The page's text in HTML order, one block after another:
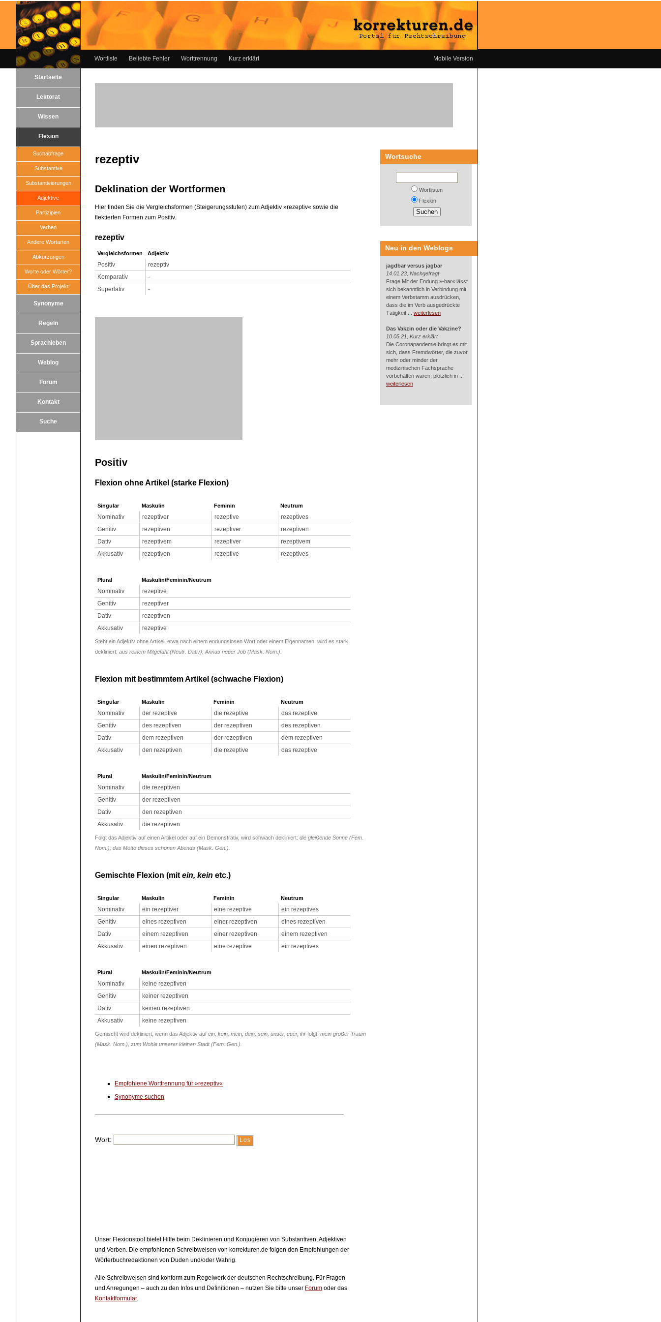
Wortliste Beliebte Fehler Worttrennung Kurz erklärt Mobile Version
Startseite
Lektorat
Wissen
Flexion
Suchabfrage
Substantive
Substantivierungen
Adjektive
Partizipien
Verben
Andere Wortarten
Abkürzungen
Worte oder Wörter?
Über das Projekt
Synonyme
Regeln
Sprachleben
Weblog
Forum
Kontakt
Suche
rezeptiv
Deklination der Wortformen
Hier finden Sie die Vergleichsformen (Steigerungsstufen) zum Adjektiv »rezeptiv« sowie die
flektierten Formen zum Positiv.
rezeptiv
Vergleichsformen Adjektiv
Positiv
rezeptiv
Komparativ
-
Superlativ
-
Positiv
Flexion ohne Artikel (starke Flexion)
Singular Maskulin Feminin Neutrum
Nominativ rezeptiver rezeptive
rezeptives
Genitiv
rezeptiven rezeptiver
rezeptiven
Dativ
rezeptivem rezeptiver
rezeptivem
Akkusativ
rezeptiven rezeptive rezeptives
Plural Maskulin/Feminin/Neutrum
Nominativ
rezeptive
Genitiv
rezeptiver
Dativ
rezeptiven
Akkusativ
rezeptive
Steht ein Adjektiv ohne Artikel, etwa nach einem endungslosen Wort oder einem Eigennamen, wird es stark
dekliniert: aus reinem Mitgefühl (Neutr. Dativ); Annas neuer Job (Mask. Nom.).
Flexion mit bestimmtem Artikel (schwache Flexion)
Singular Maskulin Feminin Neutrum
Nominativ der rezeptive die rezeptive
das rezeptive
Genitiv
des rezeptiven der rezeptiven
des rezeptiven
Dativ
dem rezeptiven der rezeptiven
dem rezeptiven
Akkusativ
den rezeptiven die rezeptive das rezeptive
Plural Maskulin/Feminin/Neutrum
Nominativ
die rezeptiven
Genitiv
der rezeptiven
Dativ
den rezeptiven
Akkusativ
die rezeptiven
Folgt das Adjektiv auf einen Artikel oder auf ein Demonstrativ, wird schwach dekliniert: die gleißende Sonne (Fem.
Nom.); das Motto dieses schönen Abends (Mask. Gen.).
Gemischte Flexion (mit ein, kein etc.)
Singular Maskulin Feminin Neutrum
Nominativ ein rezeptiver eine rezeptive
ein rezeptives
Genitiv
eines rezeptiven einer rezeptiven
eines rezeptiven
Dativ
einem rezeptiven einer rezeptiven
einem rezeptiven
Akkusativ
einen rezeptiven eine rezeptive ein rezeptives
Plural Maskulin/Feminin/Neutrum
Nominativ
keine rezeptiven
Genitiv
keiner rezeptiven
Dativ
keinen rezeptiven
Akkusativ
keine rezeptiven
Gemischt wird dekliniert, wenn das Adjektiv auf ein, kein, mein, dein, sein, unser, euer, ihr folgt: mein großer Traum
(Mask. Nom.), zum Wohle unserer kleinen Stadt (Fem. Gen.).
Empfohlene Worttrennung für »rezeptiv«
Synonyme suchen
Wort:
Unser Flexionstool bietet Hilfe beim Deklinieren und Konjugieren von Substantiven, Adjektiven
und Verben. Die empfohlenen Schreibweisen von korrekturen.de folgen den Empfehlungen der
Wörterbuchredaktionen von Duden und/oder Wahrig.
Alle Schreibweisen sind konform zum Regelwerk der deutschen Rechtschreibung. Für Fragen
und Anregungen – auch zu den Infos und Definitionen – nutzen Sie bitte unser Forum oder das
Kontaktformular.
Wortsuche
Wortlisten
Flexion
Neu in den Weblogs
jagdbar versus jagbar
14.01.23, Nachgefragt
Frage Mit der Endung »-bar« lässt
sich bekanntlich in Verbindung mit
einem Verbstamm ausdrücken,
dass die im Verb ausgedrückte
Tätigkeit ... weiterlesen
Das Vakzin oder die Vakzine?
10.05.21, Kurz erklärt
Die Coronapandemie bringt es mit
sich, dass Fremdwörter, die zuvor
mehr oder minder der
medizinischen Fachsprache
vorbehalten waren, plötzlich in ...
weiterlesen